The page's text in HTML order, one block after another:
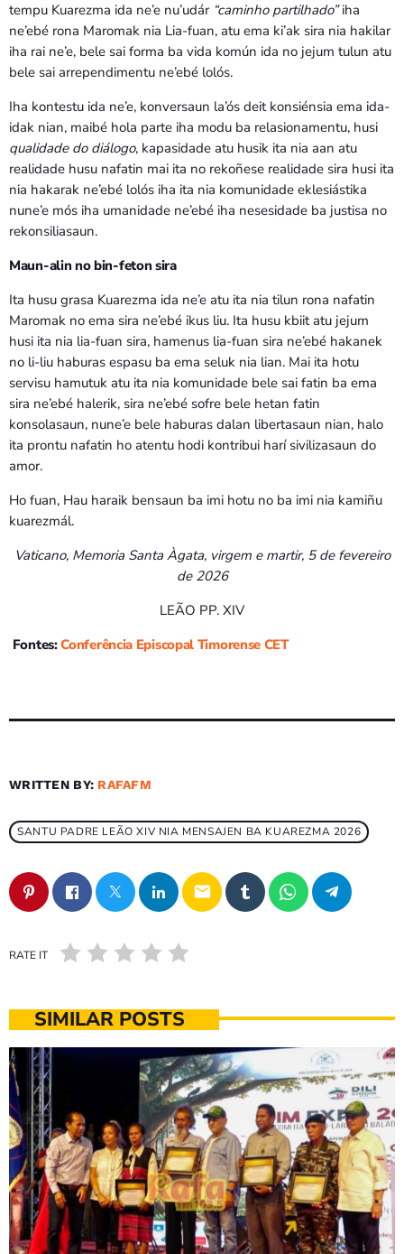
tempu Kuarezma ida ne’e nu’udár “caminho partilhado”iha
ne’ebé rona Maromak nia Lia-fuan, atu ema ki’ak sira nia hakilar
iha rai ne’e, bele sai forma ba vida komún ida no jejum tulun atu
bele sai arrependimentu ne’ebé lolós.
Iha kontestu ida ne’e, konversaun la’ós deit konsiénsia ema ida-
idak nian, maibé hola parte iha modu ba relasionamentu, husi
qualidade do diálogo, kapasidade atu husik ita nia aan atu
realidade husu nafatin mai ita no rekoñese realidade sira husi ita
nia hakarak ne’ebé lolós iha ita nia komunidade eklesiástika
nune’e mós iha umanidade ne’ebé iha nesesidade ba justisa no
rekonsiliasaun.
Maun-alin no bin-feton sira
Ita husu grasa Kuarezma ida ne’e atu ita nia tilun rona nafatin
Maromak no ema sira ne’ebé ikus liu. Ita husu kbiit atu jejum
husi ita nia lia-fuan sira, hamenus lia-fuan sira ne’ebé hakanek
no li-liu haburas espasu ba ema seluk nia lian. Mai ita hotu
servisu hamutuk atu ita nia komunidade bele sai fatin ba ema
sira ne’ebé halerik, sira ne’ebé sofre bele hetan fatin
konsolasaun, nune’e bele haburas dalan libertasaun nian, halo
ita prontu nafatin ho atentu hodi kontribui harí sivilizasaun do
amor.
Ho fuan, Hau haraik bensaun ba imi hotu no ba imi nia kamiñu
kuarezmál.
Vaticano, Memoria Santa Àgata, virgem e martir, 5 de fevereiro
de 2026
LEÃO PP. XIV
Fontes:Conferência Episcopal Timorense CET
WRITTEN BY: RAFAFM
SANTU PADRE LEÃO XIV NIA MENSAJEN BA KUAREZMA 2026
email
RATE IT
SIMILAR POSTS